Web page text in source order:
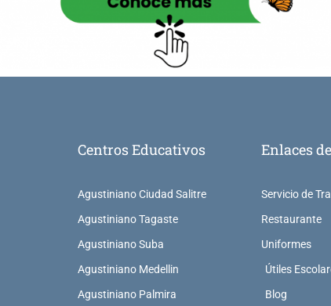
Centros Educativos
Agustiniano Ciudad Salitre
Agustiniano Tagaste
Agustiniano Suba
Agustiniano Medellin
Agustiniano Palmira
Enlaces
Servicio de
Restaurante
Uniformes
Útiles
Blog